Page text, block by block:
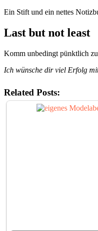
Ein Stift und ein nettes
Last but not least
Komm unbedingt pünktlich
Ich wünsche dir viel Erfolg
Related Posts: